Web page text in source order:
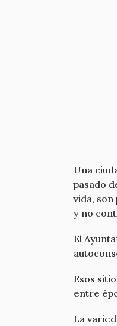
Una
pasado
vida,
y no
El
Esos
entre
La